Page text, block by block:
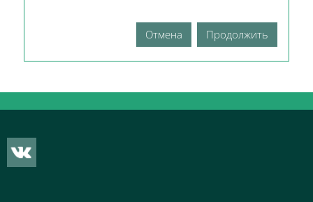
Отмена Продолжить